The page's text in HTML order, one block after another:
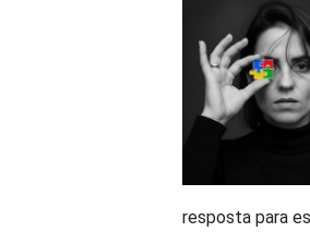
resposta para